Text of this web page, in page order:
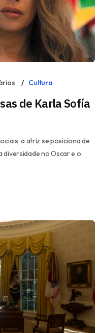
Cultura
de Karla Sofía
a atriz se posiciona de
no Oscar e o